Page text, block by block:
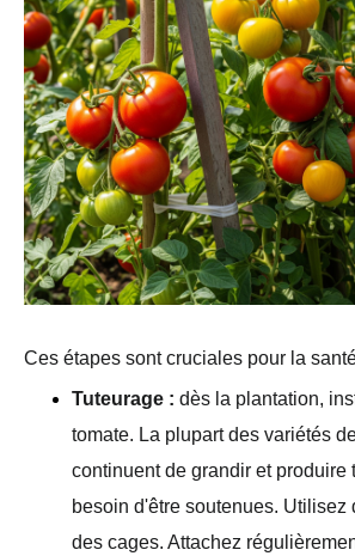
Ces étapes sont cruciales pour la
Tuteurage : dès la plantation,
tomate. La plupart des variétés
continuent de grandir et
besoin d'être soutenues.
des cages. Attachez